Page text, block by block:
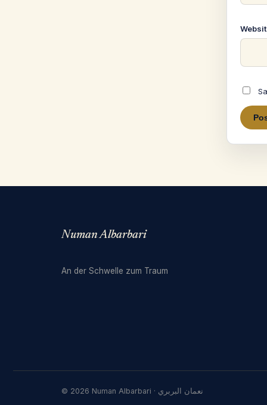
Numan Albarbari
An der Schwelle zum Traum
© 2026 Numan Albarbari · نعمان البربري